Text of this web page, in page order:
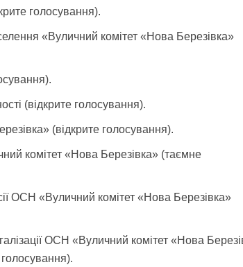
голосування).
«Вуличний комітет «Нова Березівка»
(відкрите голосування).
(відкрите голосування).
комітет «Нова Березівка» (таємне
ОСН «Вуличний комітет «Нова Березівка»
ОСН «Вуличний комітет «Нова